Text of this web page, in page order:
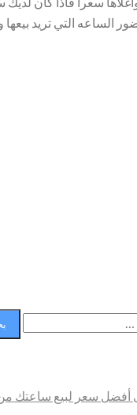
الساعه التي تريد
سعر لبيع ساعتك من